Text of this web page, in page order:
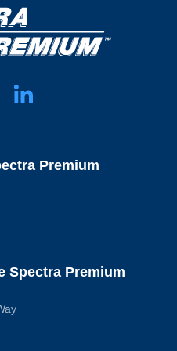
Premium
Spectra Premium